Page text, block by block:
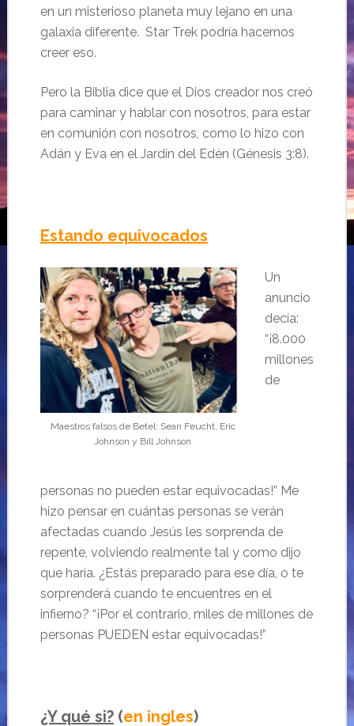
en un misterioso planeta muy lejano en una
galaxia diferente. Star Trek podría hacernos
creer eso.
Pero la Biblia dice que el Dios creador nos creó
para caminar y hablar con nosotros, para estar
en comunión con nosotros, como lo hizo con
Adán y Eva en el Jardín del Edén (Génesis 3:8).
Estando equivocados
Maestros falsos de Betel: Sean Feucht, Eric
Johnson y Bill Johnson
Un
anuncio
decía:
“¡8.000
millones
de
personas no pueden estar equivocadas!” Me
hizo pensar en cuántas personas se verán
afectadas cuando Jesús les sorprenda de
repente, volviendo realmente tal y como dijo
que haría. ¿Estás preparado para ese día, o te
sorprenderá cuando te encuentres en el
infierno? “¡Por el contrario, miles de millones de
personas PUEDEN estar equivocadas!”
¿Y qué si?(en ingles)